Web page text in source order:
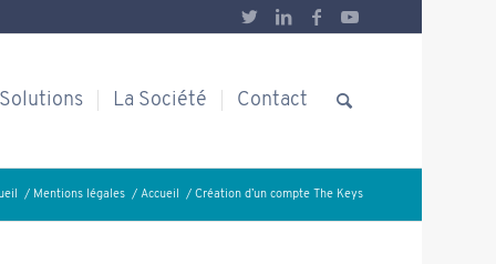
Solutions La Société Contact
/ Mentions légales / Accueil / Création d’un compte The Keys